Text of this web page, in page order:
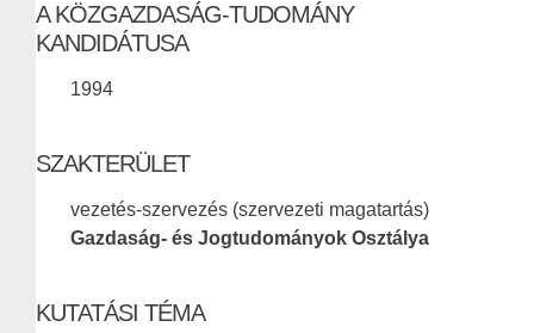
A KÖZGAZDASÁG-TUDOMÁNY
KANDIDÁTUSA
1994
SZAKTERÜLET
vezetés-szervezés (szervezeti magatartás)
Gazdaság- és Jogtudományok Osztálya
KUTATÁSI TÉMA